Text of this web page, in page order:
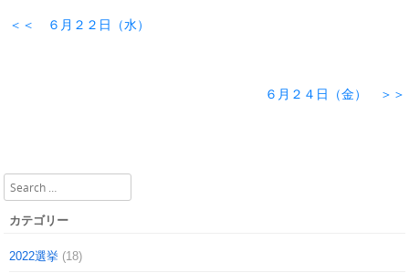
＜＜ ６月２２日（水）
６月２４日（金） ＞＞
Search
カテゴリー
2022選挙 (18)